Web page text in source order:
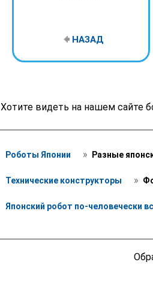
НАЗАД
Хотите видеть на нашем сайте
Роботы Японии » Разные
Технические конструкторы »
Японский робот по-человечески